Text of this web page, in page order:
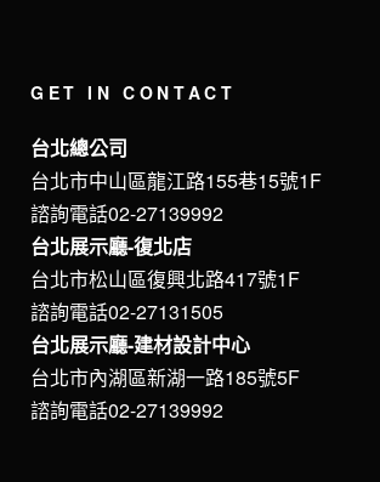
GET IN CONTACT
台北總公司
台北市中山區龍江路155巷15號1F
諮詢電話02-27139992
台北展示廳-復北店
台北市松山區復興北路417號1F
諮詢電話02-27131505
台北展示廳-建材設計中心
台北市內湖區新湖一路185號5F
諮詢電話02-27139992